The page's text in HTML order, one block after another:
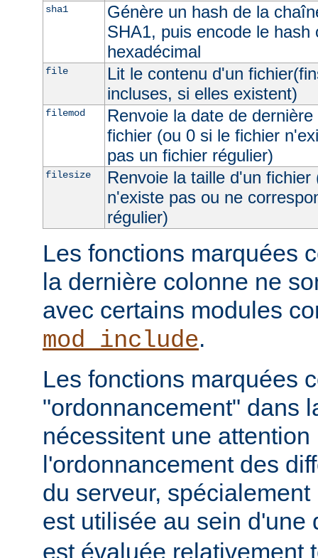
sha1
Génère un hash de la
SHA1, puis encode le hash
hexadécimal
file
Lit le contenu d'un
incluses, si elles existent)
filemod
Renvoie la date de
fichier (ou 0 si le fichier
pas un fichier régulier)
filesize
Renvoie la taille d'un
n'existe pas ou ne
régulier)
Les fonctions marquées
la dernière colonne ne
avec certains modules
mod_include.
Les fonctions marquées
"ordonnancement" dans
nécessitent une
l'ordonnancement des
du serveur,
est utilisée au sein d'une
est évaluée relativement